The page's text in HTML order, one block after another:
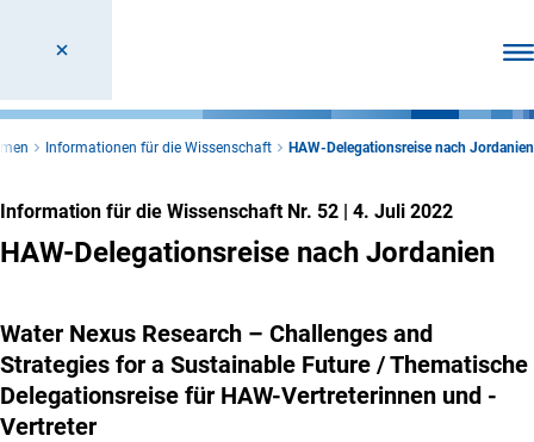
Informationen für die Wissenschaft HAW-Delegationsreise nach Jordanien
Information für die Wissenschaft Nr. 52 | 4. Juli 2022
HAW-Delegationsreise nach Jordanien
Water Nexus Research – Challenges and
Strategies for a Sustainable Future / Thematische
Delegationsreise für HAW-Vertreterinnen und -
Vertreter